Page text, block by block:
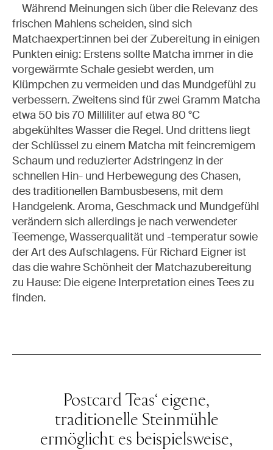
Während Meinungen sich über die Relevanz des
frischen Mahlens scheiden, sind sich
Matchaexpert:innen bei der Zubereitung in einigen
Punkten einig: Erstens sollte Matcha immer in die
vorgewärmte Schale gesiebt werden, um
Klümpchen zu vermeiden und das Mundgefühl zu
verbessern. Zweitens sind für zwei Gramm Matcha
etwa 50 bis 70 Milliliter auf etwa 80 °C
abgekühltes Wasser die Regel. Und drittens liegt
der Schlüssel zu einem Matcha mit feincremigem
Schaum und reduzierter Adstringenz in der
schnellen Hin- und Herbewegung des Chasen,
des traditionellen Bambusbesens, mit dem
Handgelenk. Aroma, Geschmack und Mundgefühl
verändern sich allerdings je nach verwendeter
Teemenge, Wasserqualität und -temperatur sowie
der Art des Aufschlagens. Für Richard Eigner ist
das die wahre Schönheit der Matchazubereitung
zu Hause: Die eigene Interpretation eines Tees zu
finden.
Postcard Teas‘ eigene,
traditionelle Steinmühle
ermöglicht es beispielsweise,